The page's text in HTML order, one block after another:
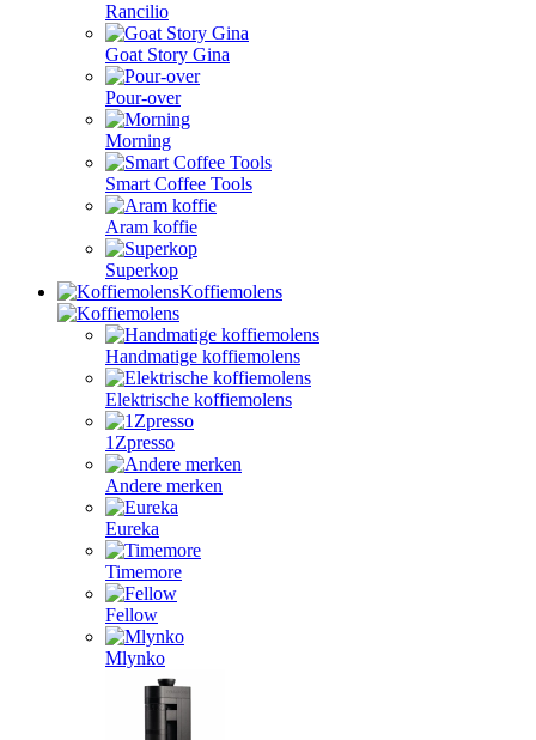
Rancilio
Goat Story Gina
Pour-over
Morning
Smart Coffee Tools
Aram koffie
Superkop
Koffiemolens
Handmatige koffiemolens
Elektrische koffiemolens
1Zpresso
Andere merken
Eureka
Timemore
Fellow
Mlynko